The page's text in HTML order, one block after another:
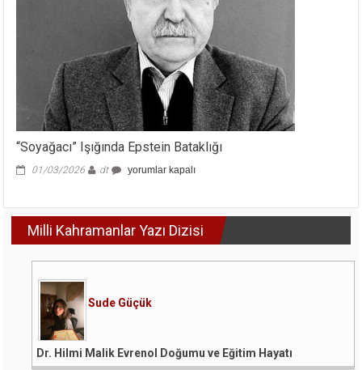
“Soyağacı” Işığında Epstein Bataklığı
01/03/2026 dt
“Soyağacı”
için
yorumlar kapalı
Milli Kahramanlar Yazı Dizisi
Sude Güçük
Dr. Hilmi Malik Evrenol Doğumu ve Eğitim Hayatı